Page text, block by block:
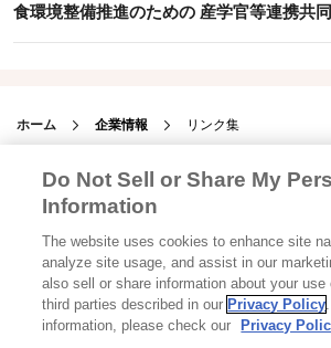
食環境整備推進のための 産学官等連携共
ホーム 企業情報 リンク集
Glicoからの最新情報を受け取る
Do Not Sell or Share My
Information
The website uses cookies to enhance site
analyze site usage, and assist in our
also sell or share information about your
third parties described in our Privacy Policy
information, please check our
Privacy